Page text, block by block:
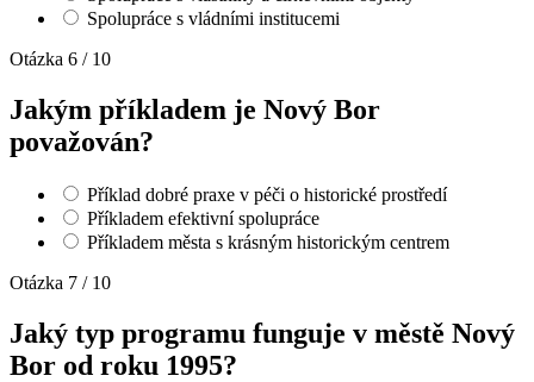
Spolupráce s vládními institucemi
Otázka 6 / 10
Jakým příkladem je Nový Bor
považován?
Příklad dobré praxe v péči o historické prostředí
Příkladem efektivní spolupráce
Příkladem města s krásným historickým centrem
Otázka 7 / 10
Jaký typ programu funguje v městě Nový
Bor od roku 1995?